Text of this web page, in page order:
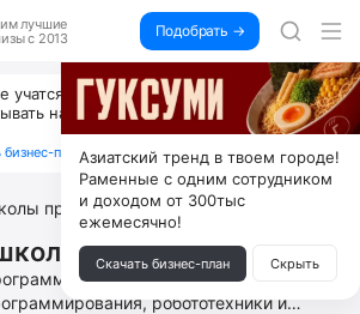
лучшие
с 2013
Подобрать →
учатся пользоваться ИИ, вы можете
на их обучении по 500 тыс. каждый
бизнес-план ↓
программирования
программирования
– это бизнес по
робототехники и
Азиатский тренд в твоем городе!
Раменные с одним сотрудником
и доходом от 300тыс
ежемесячно!
Скачать бизнес-план Скрыть